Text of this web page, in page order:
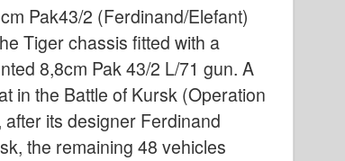
Pak43/2 (Ferdinand/Elefant)
Tiger chassis fitted with a
8,8cm Pak 43/2 L/71 gun. A
in the Battle of Kursk (Operation
its designer Ferdinand
the remaining 48 vehicles